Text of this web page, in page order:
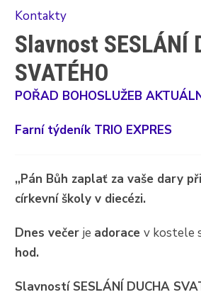
Kontakty
Slavnost SESLÁNÍ
SVATÉHO
POŘAD BOHOSLUŽEB
Farní týdeník TRIO EXPRES
„Pán Bůh zaplať za vaše dary
církevní školy v diecézi.
Dnes večerje adoracev kostele
hod.
Slavností SESLÁNÍ DUCHA